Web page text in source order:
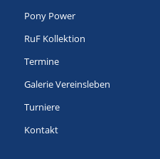
Pony Power
RuF Kollektion
Termine
Galerie Vereinsleben
Turniere
Kontakt